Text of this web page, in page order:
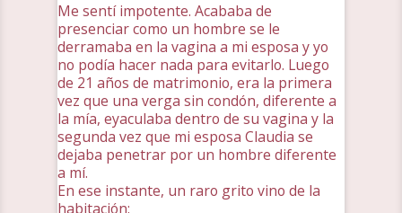
Me sentí impotente. Acababa de
presenciar como un hombre se le
derramaba en la vagina a mi esposa y yo
no podía hacer nada para evitarlo. Luego
de 21 años de matrimonio, era la primera
vez que una verga sin condón, diferente a
la mía, eyaculaba dentro de su vagina y la
segunda vez que mi esposa Claudia se
dejaba penetrar por un hombre diferente
a mí.
En ese instante, un raro grito vino de la
habitación: